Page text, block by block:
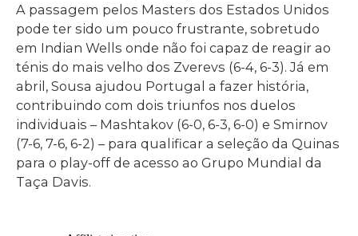
A passagem pelos Masters dos Estados Unidos
pode ter sido um pouco frustrante, sobretudo
em Indian Wells onde não foi capaz de reagir ao
ténis do mais velho dos Zverevs (6-4, 6-3). Já em
abril, Sousa ajudou Portugal a fazer história,
contribuindo com dois triunfos nos duelos
individuais – Mashtakov (6-0, 6-3, 6-0) e Smirnov
(7-6, 7-6, 6-2) – para qualificar a seleção da Quinas
para o play-off de acesso ao Grupo Mundial da
Taça Davis.